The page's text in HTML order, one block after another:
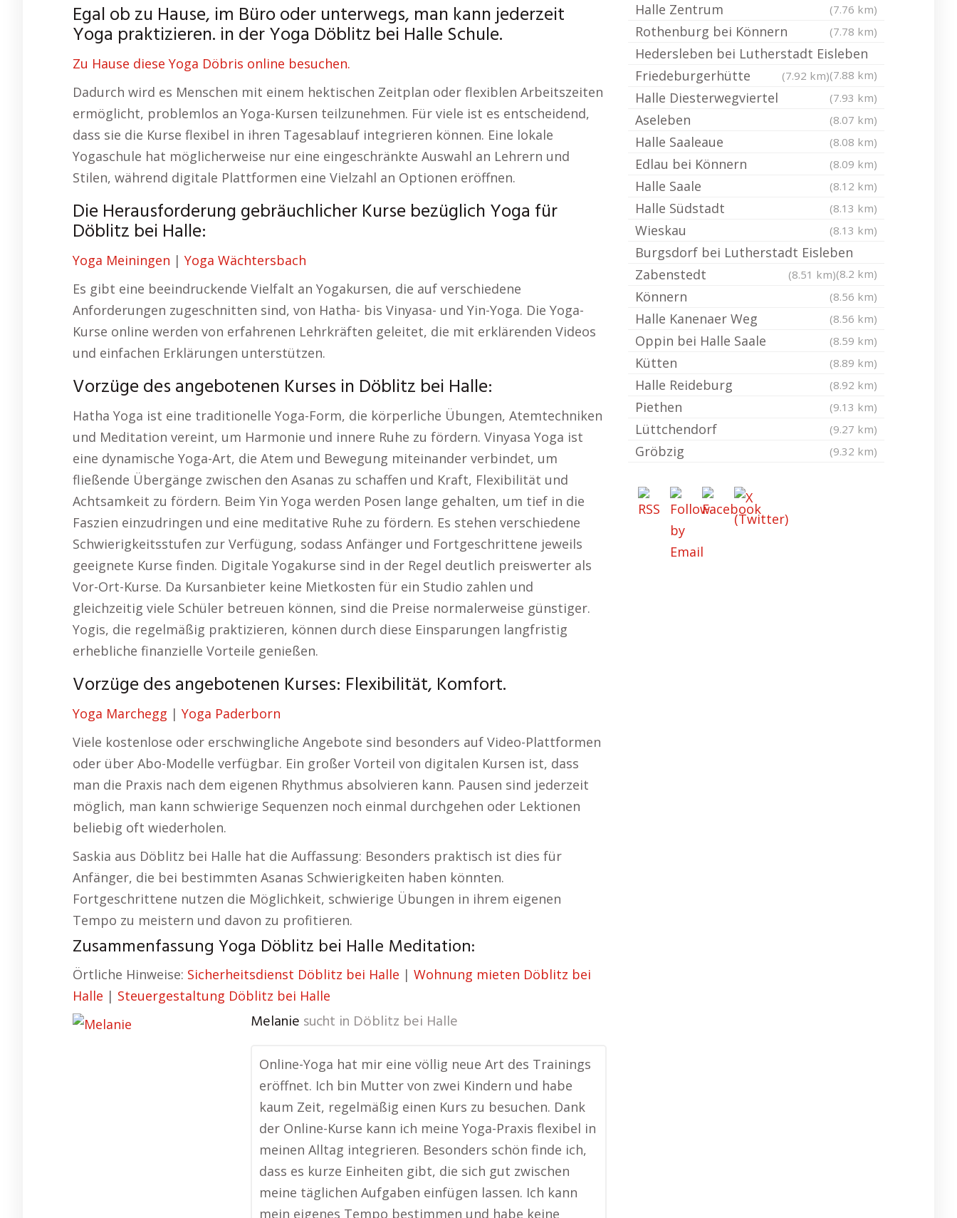
Egal ob zu Hause, im Büro oder unterwegs, man kann jederzeit
Yoga praktizieren. in der Yoga Döblitz bei Halle Schule.
Zu Hause diese Yoga Döbris online besuchen.
Dadurch wird es Menschen mit einem hektischen Zeitplan oder flexiblen Arbeitszeiten
ermöglicht, problemlos an Yoga-Kursen teilzunehmen. Für viele ist es entscheidend,
dass sie die Kurse flexibel in ihren Tagesablauf integrieren können. Eine lokale
Yogaschule hat möglicherweise nur eine eingeschränkte Auswahl an Lehrern und
Stilen, während digitale Plattformen eine Vielzahl an Optionen eröffnen.
Die Herausforderung gebräuchlicher Kurse bezüglich Yoga für
Döblitz bei Halle:
Yoga Meiningen | Yoga Wächtersbach
Es gibt eine beeindruckende Vielfalt an Yogakursen, die auf verschiedene
Anforderungen zugeschnitten sind, von Hatha- bis Vinyasa- und Yin-Yoga. Die Yoga-
Kurse online werden von erfahrenen Lehrkräften geleitet, die mit erklärenden Videos
und einfachen Erklärungen unterstützen.
Vorzüge des angebotenen Kurses in Döblitz bei Halle:
Hatha Yoga ist eine traditionelle Yoga-Form, die körperliche Übungen, Atemtechniken
und Meditation vereint, um Harmonie und innere Ruhe zu fördern. Vinyasa Yoga ist
eine dynamische Yoga-Art, die Atem und Bewegung miteinander verbindet, um
fließende Übergänge zwischen den Asanas zu schaffen und Kraft, Flexibilität und
Achtsamkeit zu fördern. Beim Yin Yoga werden Posen lange gehalten, um tief in die
Faszien einzudringen und eine meditative Ruhe zu fördern. Es stehen verschiedene
Schwierigkeitsstufen zur Verfügung, sodass Anfänger und Fortgeschrittene jeweils
geeignete Kurse finden. Digitale Yogakurse sind in der Regel deutlich preiswerter als
Vor-Ort-Kurse. Da Kursanbieter keine Mietkosten für ein Studio zahlen und
gleichzeitig viele Schüler betreuen können, sind die Preise normalerweise günstiger.
Yogis, die regelmäßig praktizieren, können durch diese Einsparungen langfristig
erhebliche finanzielle Vorteile genießen.
Vorzüge des angebotenen Kurses: Flexibilität, Komfort.
Yoga Marchegg | Yoga Paderborn
Viele kostenlose oder erschwingliche Angebote sind besonders auf Video-Plattformen
oder über Abo-Modelle verfügbar. Ein großer Vorteil von digitalen Kursen ist, dass
man die Praxis nach dem eigenen Rhythmus absolvieren kann. Pausen sind jederzeit
möglich, man kann schwierige Sequenzen noch einmal durchgehen oder Lektionen
beliebig oft wiederholen.
Saskia aus Döblitz bei Halle hat die Auffassung: Besonders praktisch ist dies für
Anfänger, die bei bestimmten Asanas Schwierigkeiten haben könnten.
Fortgeschrittene nutzen die Möglichkeit, schwierige Übungen in ihrem eigenen
Tempo zu meistern und davon zu profitieren.
Zusammenfassung Yoga Döblitz bei Halle Meditation:
Örtliche Hinweise: Sicherheitsdienst Döblitz bei Halle | Wohnung mieten Döblitz bei
Halle | Steuergestaltung Döblitz bei Halle
Melanie sucht in Döblitz bei Halle
Online-Yoga hat mir eine völlig neue Art des Trainings
eröffnet. Ich bin Mutter von zwei Kindern und habe
kaum Zeit, regelmäßig einen Kurs zu besuchen. Dank
der Online-Kurse kann ich meine Yoga-Praxis flexibel in
meinen Alltag integrieren. Besonders schön finde ich,
dass es kurze Einheiten gibt, die sich gut zwischen
meine täglichen Aufgaben einfügen lassen. Ich kann
mein eigenes Tempo bestimmen und habe keine
Halle Zentrum (7.76 km)
Rothenburg bei Könnern (7.78 km)
Hedersleben bei Lutherstadt Eisleben
(7.88 km)
Friedeburgerhütte (7.92 km)
Halle Diesterwegviertel (7.93 km)
Aseleben (8.07 km)
Halle Saaleaue (8.08 km)
Edlau bei Könnern (8.09 km)
Halle Saale (8.12 km)
Halle Südstadt (8.13 km)
Wieskau (8.13 km)
Burgsdorf bei Lutherstadt Eisleben
(8.2 km)
Zabenstedt (8.51 km)
Könnern (8.56 km)
Halle Kanenaer Weg (8.56 km)
Oppin bei Halle Saale (8.59 km)
Kütten (8.89 km)
Halle Reideburg (8.92 km)
Piethen (9.13 km)
Lüttchendorf (9.27 km)
Gröbzig (9.32 km)